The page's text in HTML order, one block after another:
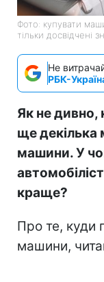
Фото: купувати
тільки досвідчені
Не
РБК-
Як не дивно,
ще декілька
машини. У
краще?
Про те, куди
машини,